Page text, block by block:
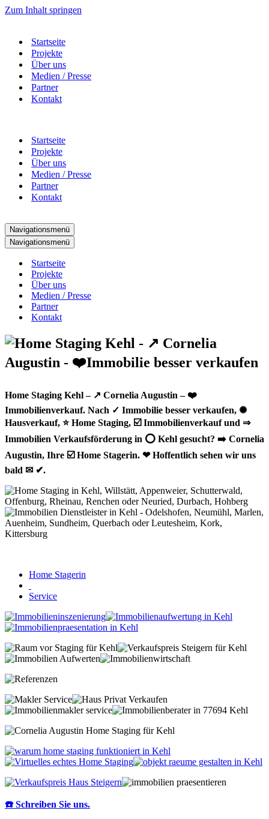
Zum Inhalt springen
Startseite
Projekte
Über uns
Medien / Presse
Partner
Kontakt
Startseite
Projekte
Über uns
Medien / Presse
Partner
Kontakt
Navigationsmenü
Navigationsmenü
Startseite
Projekte
Über uns
Medien / Presse
Partner
Kontakt
Home Staging Kehl – ↗️ Cornelia Augustin – ❤️
Immobilienverkauf. Nach ✓ Immobilie besser verkaufen, ✺
Hausverkauf, ⭐ Home Staging, ☑️ Immobilienverkauf und ⇒
Immobilien Verkaufsförderung in ⭕ Kehl gesucht? ➡️ Cornelia
Augustin, Ihre ☑️ Home Stagerin. ❤ Hoffentlich sehen wir uns
bald ✉ ✔.
Home Stagerin
Service
☎️ Schreiben Sie uns.